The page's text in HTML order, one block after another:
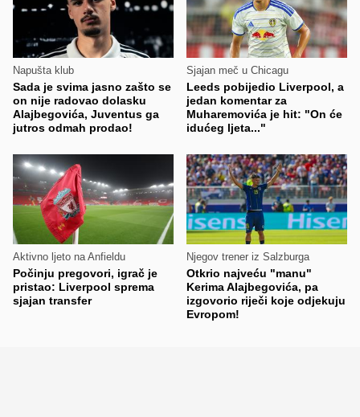
Napušta klub
Sada je svima jasno zašto se
on nije radovao dolasku
Alajbegovića, Juventus ga
jutros odmah prodao!
Sjajan meč u Chicagu
Leeds pobijedio Liverpool, a
jedan komentar za
Muharemovića je hit: "On će
idućeg ljeta..."
Aktivno ljeto na Anfieldu
Počinju pregovori, igrač je
pristao: Liverpool sprema
sjajan transfer
Njegov trener iz Salzburga
Otkrio najveću "manu"
Kerima Alajbegovića, pa
izgovorio riječi koje odjekuju
Evropom!